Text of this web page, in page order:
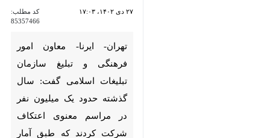
کد مطلب:
85357466
تهران- ایرنا- معاون امور فرهنگی
و تبلیغ سازمان تبلیغات اسلامی
گفت: سال گذشته حدود یک
میلیون نفر در مراسم معنوی
اعتکاف شرکت کردند که طبق آمار
حدود ۶۰ درصد از آنان جوانان و